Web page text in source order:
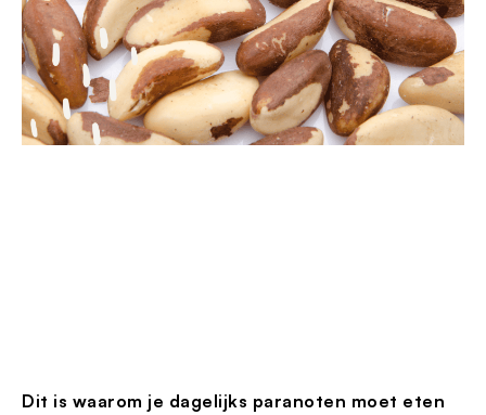
Dit is waarom je dagelijks paranoten moet eten